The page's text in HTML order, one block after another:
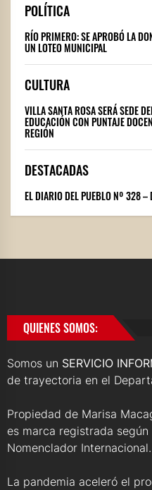
POLÍTICA
RÍO PRIMERO: SE APROBÓ LA
UN LOTEO MUNICIPAL
CULTURA
VILLA SANTA ROSA SERÁ SEDE
EDUCACIÓN CON PUNTAJE
REGIÓN
DESTACADAS
EL DIARIO DEL PUEBLO Nº 328
QUIENES SOMOS:
Somos un SERVICIO
de trayectoria en el
Propiedad de Marisa
es marca registrada según
Nomenclador Internacional.
La pandemia aceleró el